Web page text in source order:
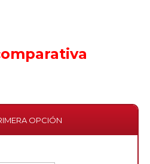
OPCIÓN